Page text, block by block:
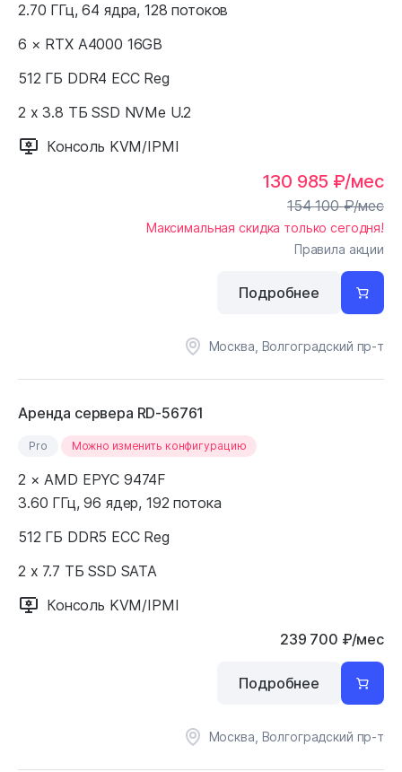
2.70 ГГц, 64 ядра, 128 потоков
6 × RTX A4000 16GB
512 ГБ DDR4 ECC Reg
2 x 3.8 ТБ SSD NVMe U.2
Консоль KVM/IPMI
130 985 ₽/мес
154 100₽/мес
Максимальная скидка только сегодня!
Правила акции
Москва, Волгоградский пр-т
Подробнее
Аренда сервера RD-56761
Pro Можно изменить конфигурацию
2 × AMD EPYC 9474F
3.60 ГГц, 96 ядер, 192 потока
512 ГБ DDR5 ECC Reg
2 x 7.7 ТБ SSD SATA
Консоль KVM/IPMI
239 700 ₽/мес
Москва, Волгоградский пр-т
Подробнее